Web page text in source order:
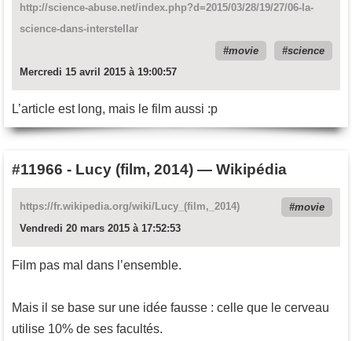
http://science-abuse.net/index.php?d=2015/03/28/19/27/06-la-
science-dans-interstellar
movie
science
Mercredi 15 avril 2015 à 19:00:57
L’article est long, mais le film aussi :p
#11966 - Lucy (film, 2014) — Wikipédia
https://fr.wikipedia.org/wiki/Lucy_(film,_2014)
movie
Vendredi 20 mars 2015 à 17:52:53
Film pas mal dans l’ensemble.
Mais il se base sur une idée fausse : celle que le cerveau
utilise 10% de ses facultés.